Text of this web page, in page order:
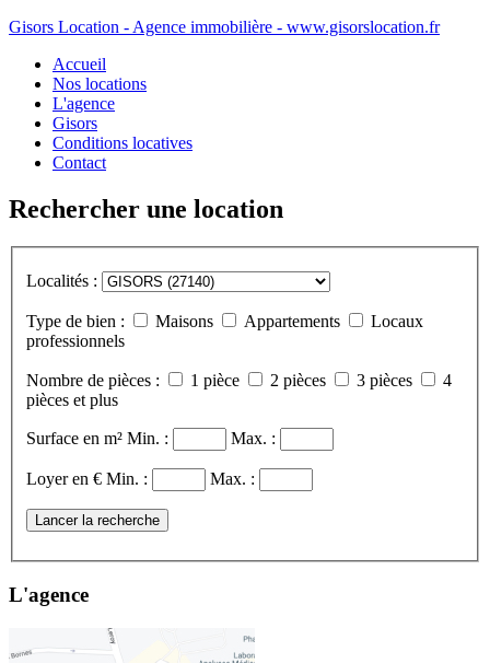
Gisors Location - Agence immobilière - www.gisorslocation.fr
Accueil
Nos locations
L'agence
Gisors
Conditions locatives
Contact
Rechercher une location
Localités :
Type de bien : Maisons Appartements
Locaux
professionnels
Nombre de pièces : 1 pièce 2 pièces 3 pièces
4
pièces et plus
Surface en m² Min. : Max. :
Loyer en € Min. : Max. :
Lancer la recherche
L'agence